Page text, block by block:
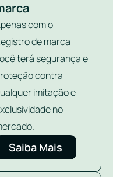
com o
de marca
terá segurança e
contra
imitação e
no
Saiba Mais